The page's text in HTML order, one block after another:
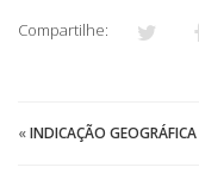
Compartilhe:
«INDICAÇÃO GEOGRÁFICA